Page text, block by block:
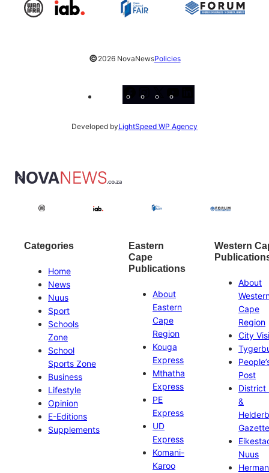
©2026 NovaNewsPolicies
Facebook
Instagram
X
Developed byLightSpeed WP Agency
Categories
Home
News
Nuus
Sport
Schools
Zone
School
Sports Zone
Business
Lifestyle
Opinion
E-Editions
Supplements
Eastern
Cape
Publications
About
Eastern
Cape
Region
Kouga
Express
Mthatha
Express
PE
Express
UD
Express
Komani-
Karoo
Western
About
Cape
Region
City
Post
District
&
Gazette
Nuus